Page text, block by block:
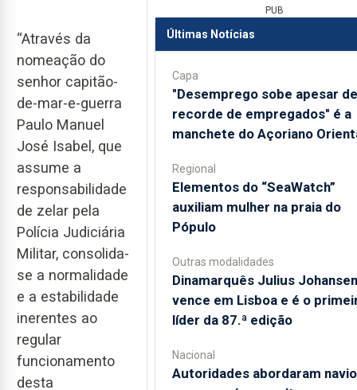
“Através da
nomeação do
senhor capitão-
de-mar-e-guerra
Paulo Manuel
José Isabel, que
assume a
responsabilidade
de zelar pela
Polícia Judiciária
Militar, consolida-
se a normalidade
e a estabilidade
inerentes ao
regular
funcionamento
desta
PUB
Últimas Notícias
Capa
"Desemprego sobe apesar de
recorde de empregados" é a
manchete do Açoriano
Regional
​Elementos do “SeaWatch”
auxiliam mulher na praia do
Pópulo
Outras modalidades
Dinamarquês Julius Johansen
vence em Lisboa e é o
líder da 87.ª edição
Nacional
Autoridades abordaram navio